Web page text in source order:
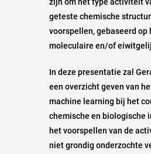
geteste chemische
voorspellen, gebaseerd op
moleculaire en/of
In deze presentatie zal
een overzicht geven van
machine learning bij het
chemische en biologische
het voorspellen van de
niet grondig onderzochte